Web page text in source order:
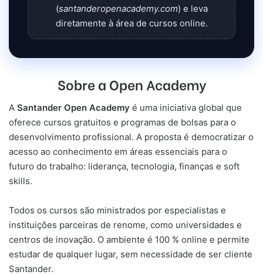
(santanderopenacademy.com) e leva
diretamente à área de cursos online.
Sobre a Open Academy
A Santander Open Academy é uma iniciativa global que
oferece cursos gratuitos e programas de bolsas para o
desenvolvimento profissional. A proposta é democratizar o
acesso ao conhecimento em áreas essenciais para o
futuro do trabalho: liderança, tecnologia, finanças e soft
skills.
Todos os cursos são ministrados por especialistas e
instituições parceiras de renome, como universidades e
centros de inovação. O ambiente é 100 % online e permite
estudar de qualquer lugar, sem necessidade de ser cliente
Santander.